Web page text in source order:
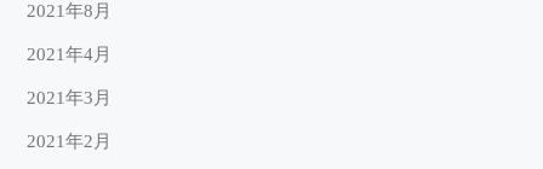
2021年8月
2021年4月
2021年3月
2021年2月